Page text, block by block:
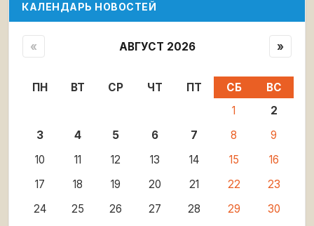
КАЛЕНДАРЬ НОВОСТЕЙ
« АВГУСТ 2026 »
ПН ВТ СР ЧТ ПТ СБ
ВС
1
2
3
4 5 6 7 8
9
10
11 12 13 14 15
16
17
18 19 20 21 22
23
24
25 26 27 28 29
30